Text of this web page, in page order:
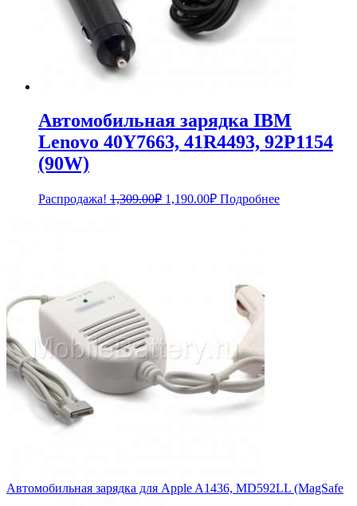
Автомобильная зарядка IBM
Lenovo 40Y7663, 41R4493, 92P1154
(90W)
Распродажа! 1,309.00₽ Первоначальная
1,190.00₽Текущая
Подробнее
Автомобильная зарядка для Apple A1436, MD592LL (MagSafe